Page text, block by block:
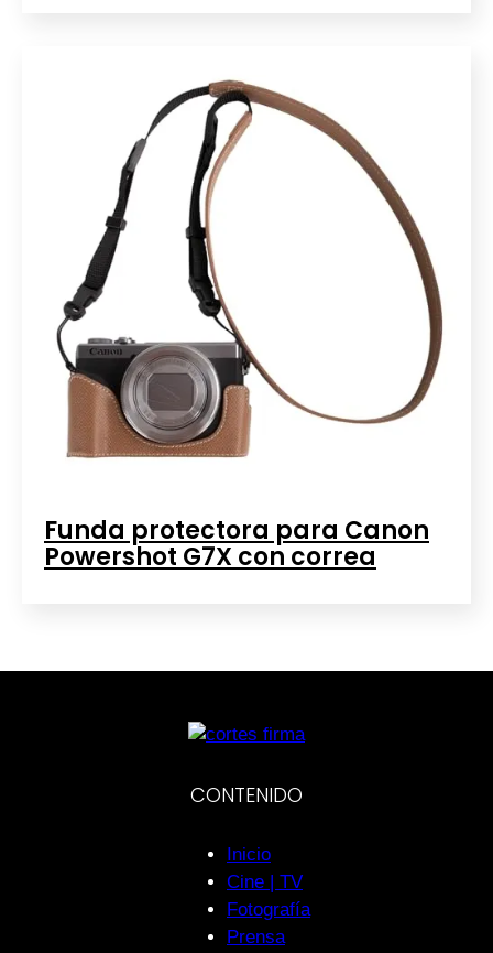
Funda protectora para Canon
Powershot G7X con correa
CONTENIDO
Inicio
Cine | TV
Fotografía
Prensa